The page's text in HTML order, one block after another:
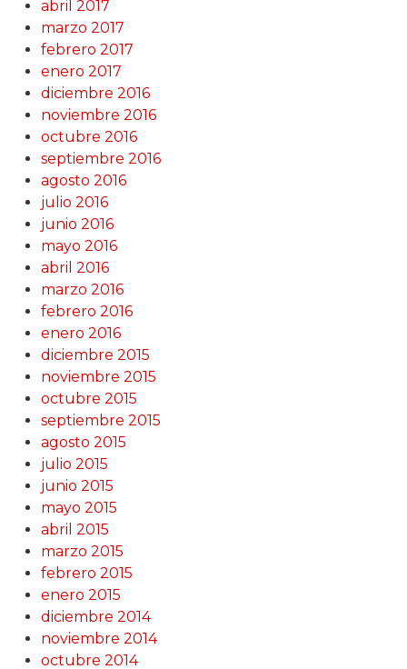
abril 2017
marzo 2017
febrero 2017
enero 2017
diciembre 2016
noviembre 2016
octubre 2016
septiembre 2016
agosto 2016
julio 2016
junio 2016
mayo 2016
abril 2016
marzo 2016
febrero 2016
enero 2016
diciembre 2015
noviembre 2015
octubre 2015
septiembre 2015
agosto 2015
julio 2015
junio 2015
mayo 2015
abril 2015
marzo 2015
febrero 2015
enero 2015
diciembre 2014
noviembre 2014
octubre 2014